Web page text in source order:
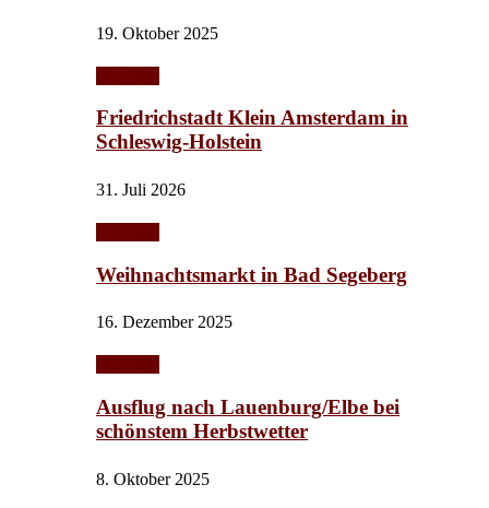
19. Oktober 2025
Friedrichstadt Klein Amsterdam in
Schleswig-Holstein
31. Juli 2026
Weihnachtsmarkt in Bad Segeberg
16. Dezember 2025
Ausflug nach Lauenburg/Elbe bei
schönstem Herbstwetter
8. Oktober 2025